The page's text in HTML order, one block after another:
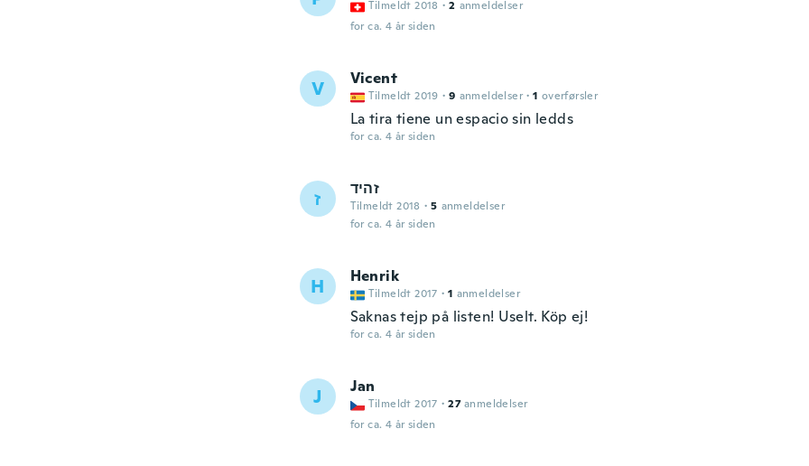
Tilmeldt 2018 · 2 anmeldelser
for ca. 4 år siden
V Vicent
Tilmeldt 2019 · 9 anmeldelser · 1 overførsler
La tira tiene un espacio sin ledds
for ca. 4 år siden
ז זהיד
Tilmeldt 2018 · 5 anmeldelser
for ca. 4 år siden
H Henrik
Tilmeldt 2017 · 1 anmeldelser
Saknas tejp på listen! Uselt. Köp ej!
for ca. 4 år siden
J Jan
Tilmeldt 2017 · 27 anmeldelser
for ca. 4 år siden